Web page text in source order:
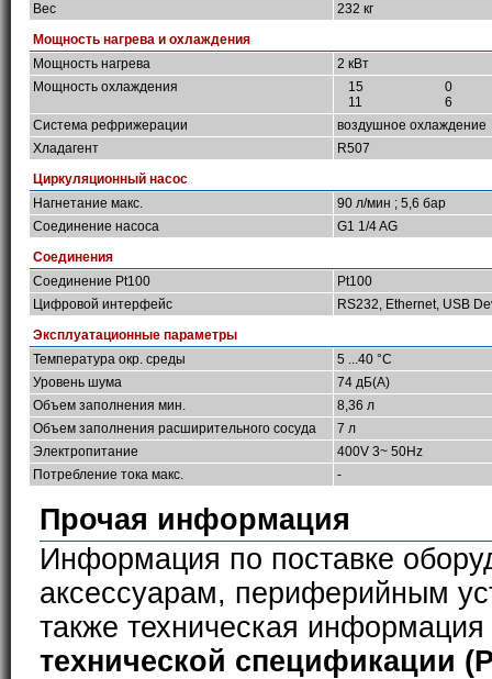
Вес
232 кг
Мощность нагрева и охлаждения
Мощность нагрева
2 кВт
Мощность охлаждения
15
0
11
6
Система рефрижерации
воздушное охлаждение
Хладагент
R507
Циркуляционный насос
Нагнетание макс.
90 л/мин ; 5,6 бар
Соединение насоса
G1 1/4 AG
Соединения
Соединение Pt100
Pt100
Цифровой интерфейс
RS232, Ethernet, USB
Эксплуатационные параметры
Температура окр. среды
5 ...40 °C
Уровень шума
74 дБ(A)
Объем заполнения мин.
8,36 л
Объем заполнения расширительного сосуда
7 л
Электропитание
400V 3~ 50Hz
Потребление тока макс.
-
Прочая информация
Информация по поставке
аксессуарам, периферийным
также техническая
технической спецификации